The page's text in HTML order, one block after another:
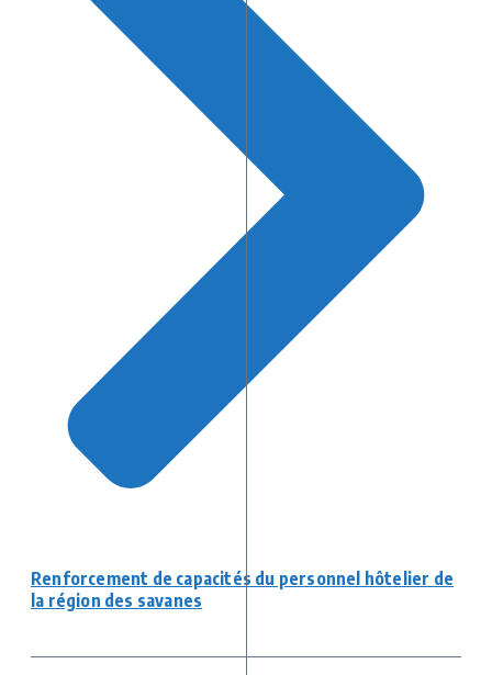
Renforcement de capacités du personnel hôtelier de
la région des savanes